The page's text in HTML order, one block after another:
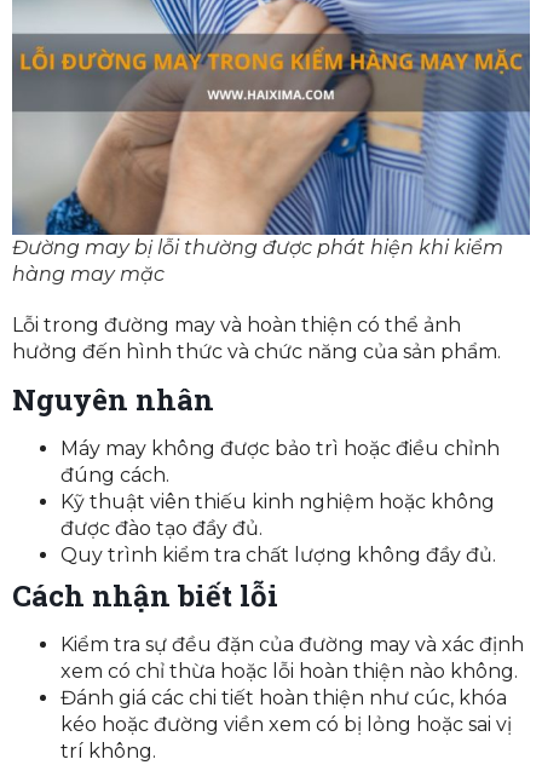
Đường may bị lỗi thường được phát hiện khi kiểm
hàng may mặc
Lỗi trong đường may và hoàn thiện có thể ảnh
hưởng đến hình thức và chức năng của sản phẩm.
Nguyên nhân
Máy may không được bảo trì hoặc điều chỉnh
đúng cách.
Kỹ thuật viên thiếu kinh nghiệm hoặc không
được đào tạo đầy đủ.
Quy trình kiểm tra chất lượng không đầy đủ.
Cách nhận biết lỗi
Kiểm tra sự đều đặn của đường may và xác định
xem có chỉ thừa hoặc lỗi hoàn thiện nào không.
Đánh giá các chi tiết hoàn thiện như cúc, khóa
kéo hoặc đường viền xem có bị lỏng hoặc sai vị
trí không.